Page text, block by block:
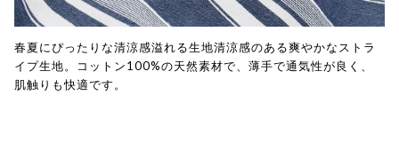
春夏にぴったりな清涼感溢れる生地清涼感のある爽やかなストラ
イプ生地。コットン100%の天然素材で、薄手で通気性が良く、
肌触りも快適です。